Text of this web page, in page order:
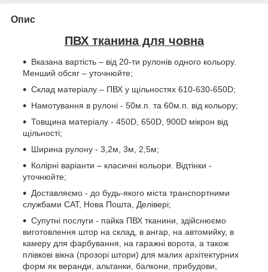
Опис
ПВХ тканина для човна
Вказана вартість – від 20-ти рулонів одного кольору.
Менший обсяг – уточнюйте;
Склад матеріалу – ПВХ у щільностях 610-630-650D;
Намотування в рулоні - 50м.п. та 60м.п. від кольору;
Товщина матеріалу - 450D, 650D, 900D мікрон від
щільності;
Ширина рулону - 3,2м, 3м, 2,5м;
Колірні варіанти – класичні кольори. Відтінки -
уточнюйте;
Доставляємо - до будь-якого міста транспортними
службами САТ, Нова Пошта, Делівері;
Супутні послуги - пайка ПВХ тканини, здійснюємо
виготовлення штор на склад, в ангар, на автомийку, в
камеру для фарбування, на гаражні ворота, а також
плівкові вікна (прозорі штори) для малих архітектурних
форм як веранди, альтанки, балкони, прибудови,